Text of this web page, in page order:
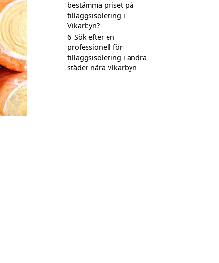
bestämma priset på
tilläggsisolering i
Vikarbyn?
6 Sök efter en
professionell för
tilläggsisolering i andra
städer nära Vikarbyn